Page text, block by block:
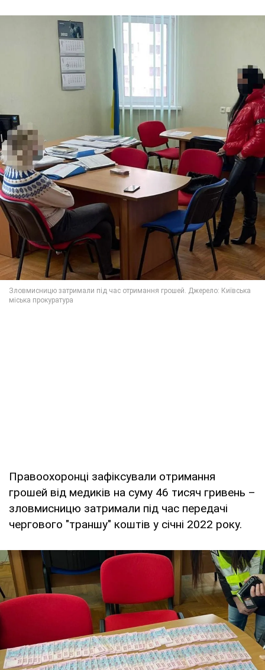
Правоохоронці зафіксували отримання
грошей від медиків на суму 46 тисяч гривень –
зловмисницю затримали під час передачі
чергового "траншу" коштів у січні 2022 року.